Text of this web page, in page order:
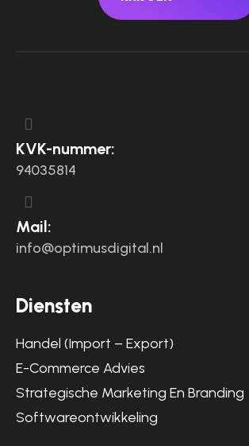
KVK-nummer:
94035814
Mail:
info@optimusdigital.nl
Diensten
Handel (Import – Export)
E-Commerce Advies
Strategische Marketing En Branding
Softwareontwikkeling